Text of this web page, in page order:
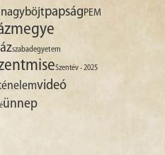
nagyböjtpapság PEM
szabadegyetem
Szentév - 2025
videó
ünnep